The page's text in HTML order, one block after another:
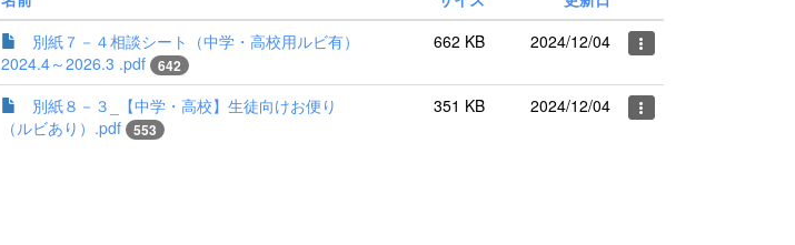
別紙７－４相談シート（中学・高校用ルビ有）
2024.4～2026.3 .pdf
642
662 KB 2024/12/04
別紙８－３_【中学・高校】生徒向けお便り
（ルビあり）.pdf
553
351 KB 2024/12/04